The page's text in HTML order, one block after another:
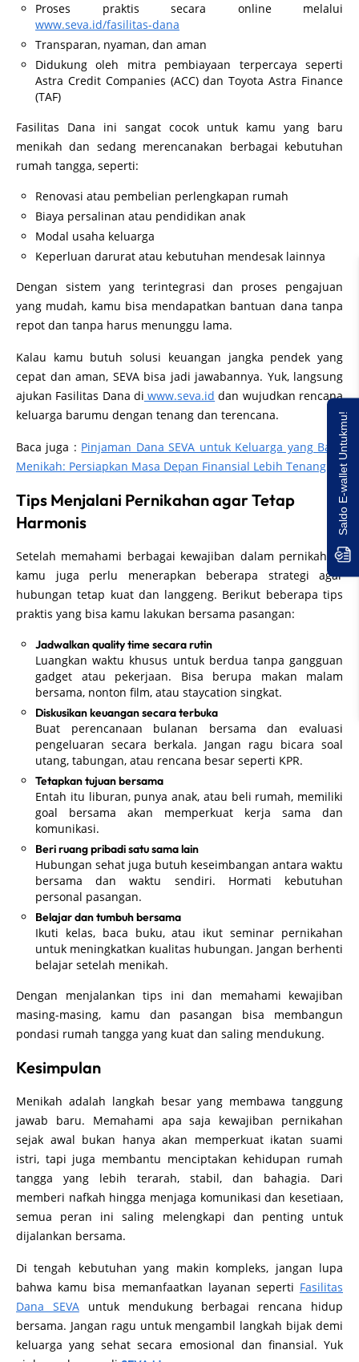
Proses praktis secara online melalui
www.seva.id/fasilitas-dana
Transparan, nyaman, dan aman
Didukung oleh mitra pembiayaan terpercaya seperti
Astra Credit Companies (ACC) dan Toyota Astra Finance
(TAF)
Fasilitas Dana ini sangat cocok untuk kamu yang baru
menikah dan sedang merencanakan berbagai kebutuhan
rumah tangga, seperti:
Renovasi atau pembelian perlengkapan rumah
Biaya persalinan atau pendidikan anak
Modal usaha keluarga
Keperluan darurat atau kebutuhan mendesak lainnya
Dengan sistem yang terintegrasi dan proses pengajuan
yang mudah, kamu bisa mendapatkan bantuan dana tanpa
repot dan tanpa harus menunggu lama.
Kalau kamu butuh solusi keuangan jangka pendek yang
cepat dan aman, SEVA bisa jadi jawabannya. Yuk, langsung
ajukan Fasilitas Dana di www.seva.id dan wujudkan rencana
keluarga barumu dengan tenang dan terencana.
Baca juga : Pinjaman Dana SEVA untuk Keluarga yang Baru
Menikah: Persiapkan Masa Depan Finansial Lebih Tenang
Tips Menjalani Pernikahan agar Tetap
Harmonis
Setelah memahami berbagai kewajiban dalam pernikahan,
kamu juga perlu menerapkan beberapa strategi agar
hubungan tetap kuat dan langgeng. Berikut beberapa tips
praktis yang bisa kamu lakukan bersama pasangan:
Jadwalkan quality time secara rutin
Luangkan waktu khusus untuk berdua tanpa gangguan
gadget atau pekerjaan. Bisa berupa makan malam
bersama, nonton film, atau staycation singkat.
Diskusikan keuangan secara terbuka
Buat perencanaan bulanan bersama dan evaluasi
pengeluaran secara berkala. Jangan ragu bicara soal
utang, tabungan, atau rencana besar seperti KPR.
Tetapkan tujuan bersama
Entah itu liburan, punya anak, atau beli rumah, memiliki
goal bersama akan memperkuat kerja sama dan
komunikasi.
Beri ruang pribadi satu sama lain
Hubungan sehat juga butuh keseimbangan antara waktu
bersama dan waktu sendiri. Hormati kebutuhan
personal pasangan.
Belajar dan tumbuh bersama
Ikuti kelas, baca buku, atau ikut seminar pernikahan
untuk meningkatkan kualitas hubungan. Jangan berhenti
belajar setelah menikah.
Dengan menjalankan tips ini dan memahami kewajiban
masing-masing, kamu dan pasangan bisa membangun
pondasi rumah tangga yang kuat dan saling mendukung.
Kesimpulan
Menikah adalah langkah besar yang membawa tanggung
jawab baru. Memahami apa saja kewajiban pernikahan
sejak awal bukan hanya akan memperkuat ikatan suami
istri, tapi juga membantu menciptakan kehidupan rumah
tangga yang lebih terarah, stabil, dan bahagia. Dari
memberi nafkah hingga menjaga komunikasi dan kesetiaan,
semua peran ini saling melengkapi dan penting untuk
dijalankan bersama.
Di tengah kebutuhan yang makin kompleks, jangan lupa
bahwa kamu bisa memanfaatkan layanan seperti Fasilitas
Dana SEVAuntuk mendukung berbagai rencana hidup
bersama. Jangan ragu untuk mengambil langkah bijak demi
keluarga yang sehat secara emosional dan finansial. Yuk
Saldo E-wallet Untukmu!